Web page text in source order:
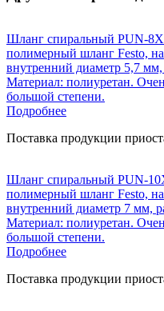
Шланг спиральный PUN-
полимерный шланг Festo,
внутренний диаметр 5,7
Материал: полиуретан.
большой степени.
Подробнее
Поставка продукции
Шланг спиральный PUN-
полимерный шланг Festo,
внутренний диаметр 7 мм,
Материал: полиуретан.
большой степени.
Подробнее
Поставка продукции